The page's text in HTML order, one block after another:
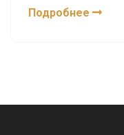
сломать даже
Подробнее